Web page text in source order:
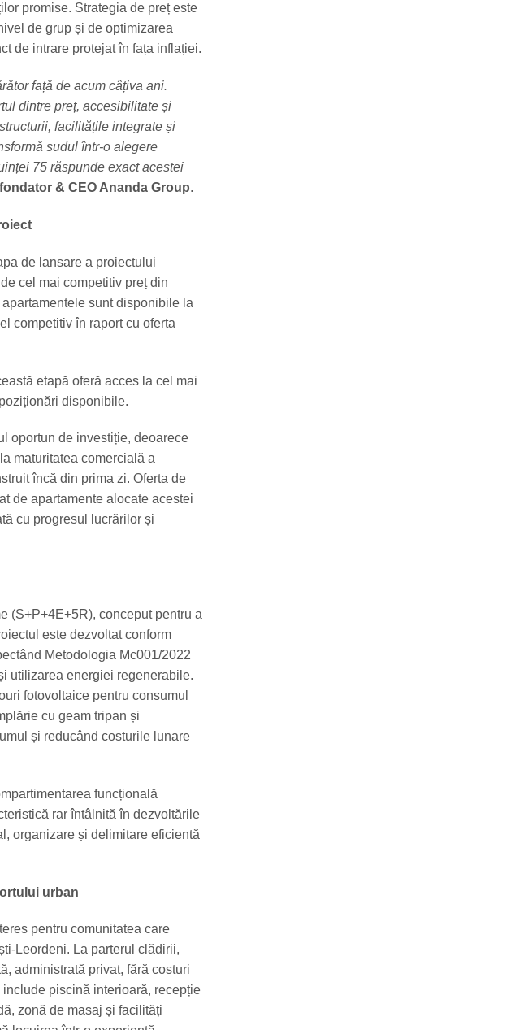
promise. Strategia de preț este
de grup și de optimizarea
de intrare protejat în fața inflației.
față de acum câțiva ani.
dintre preț, accesibilitate și
facilitățile integrate și
sudul într-o alegere
75 răspunde exact acestei
& CEO Ananda Group.
de lansare a proiectului
cel mai competitiv preț din
sunt disponibile la
competitiv în raport cu oferta
etapă oferă acces la cel mai
disponibile.
oportun de investiție, deoarece
maturitatea comercială a
încă din prima zi. Oferta de
de apartamente alocate acestei
cu progresul lucrărilor și
(S+P+4E+5R), conceput pentru a
este dezvoltat conform
Metodologia Mc001/2022
utilizarea energiei regenerabile.
fotovoltaice pentru consumul
cu geam tripan și
și reducând costurile lunare
funcțională
rar întâlnită în dezvoltările
organizare și delimitare eficientă
urban
pentru comunitatea care
Leordeni. La parterul clădirii,
administrată privat, fără costuri
piscină interioară, recepție
zonă de masaj și facilități